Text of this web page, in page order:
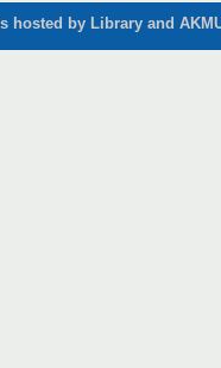
hosted by Library and